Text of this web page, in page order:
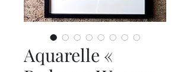
Aquarelle «